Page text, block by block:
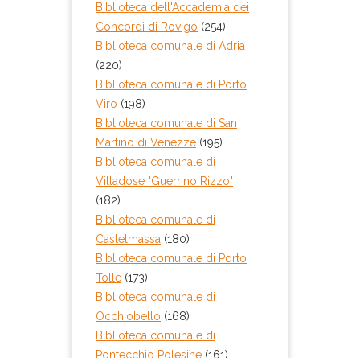
Biblioteca dell'Accademia dei
Concordi di Rovigo (254)
Biblioteca comunale di Adria
(220)
Biblioteca comunale di Porto
Viro (198)
Biblioteca comunale di San
Martino di Venezze (195)
Biblioteca comunale di
Villadose "Guerrino Rizzo"
(182)
Biblioteca comunale di
Castelmassa (180)
Biblioteca comunale di Porto
Tolle (173)
Biblioteca comunale di
Occhiobello (168)
Biblioteca comunale di
Pontecchio Polesine (161)